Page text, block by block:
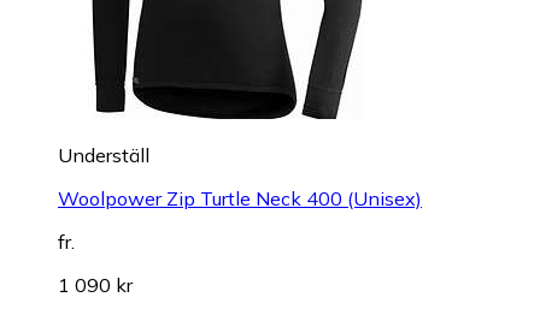
Underställ
Woolpower Zip Turtle Neck 400 (Unisex)
fr.
1 090 kr